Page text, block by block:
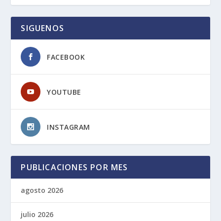
SIGUENOS
FACEBOOK
YOUTUBE
INSTAGRAM
PUBLICACIONES POR MES
agosto 2026
julio 2026